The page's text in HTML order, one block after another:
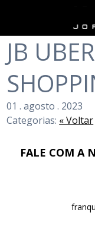
JB
01 .agosto . 2023
Categorias: « Voltar
FALE COM A